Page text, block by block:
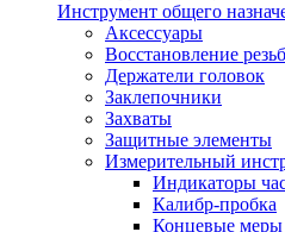
Инструмент общего
Аксессуары
Восстановление
Держатели головок
Заклепочники
Захваты
Защитные элементы
Измерительный
Индикаторы
Калибр-пробка
Концевые